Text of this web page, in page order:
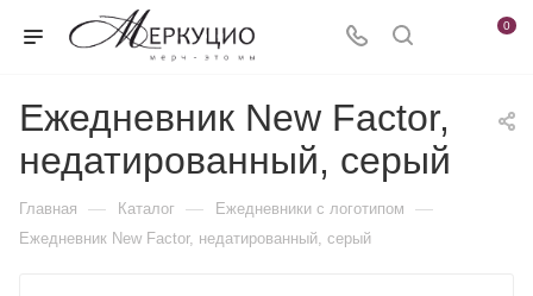
0
Ежедневник New Factor,
недатированный, серый
Главная — Каталог — Ежедневники c логотипом —
Ежедневник New Factor, недатированный, серый